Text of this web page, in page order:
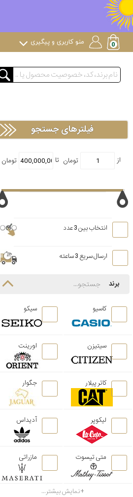
منو کاربری و پیگیری
فیلترهای جستجو
انتخاب بین 3 عدد
ارسال سریع 3 ساعته
برند
کاسیو سیکو
سیتیزن اورینت
کاتر پیلار جگوار
لیکوپر آدیداس
متی تیسوت مازراتی
نمایش بیشتر...